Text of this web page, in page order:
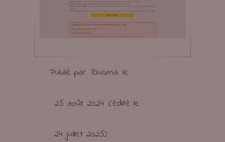
Publié par Riusma le
25 août 2024 (édité le
24 juillet 2025)